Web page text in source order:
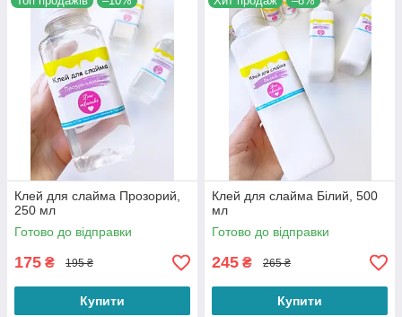
Клей для слайма Прозорий,
250 мл
Готово до відправки
175 ₴ 195 ₴
Купити
Клей для слайма Білий, 500
мл
Готово до відправки
245 ₴ 265 ₴
Купити